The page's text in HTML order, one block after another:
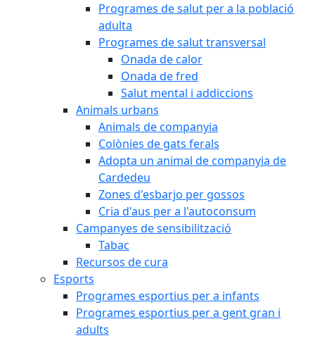
Programes de salut per a la població
adulta
Programes de salut transversal
Onada de calor
Onada de fred
Salut mental i addiccions
Animals urbans
Animals de companyia
Colònies de gats ferals
Adopta un animal de companyia de
Cardedeu
Zones d'esbarjo per gossos
Cria d'aus per a l'autoconsum
Campanyes de sensibilització
Tabac
Recursos de cura
Esports
Programes esportius per a infants
Programes esportius per a gent gran i
adults